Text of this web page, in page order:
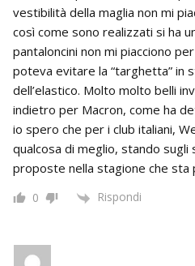
vestibilità della maglia non mi
così come sono realizzati si ha
pantaloncini non mi piacciono
poteva evitare la “targhetta” in
dell’elastico. Molto molto belli
indietro per Macron, come ha
io spero che per i club italiani,
qualcosa di meglio, stando sugli
proposte nella stagione che sta
0 Rispondi